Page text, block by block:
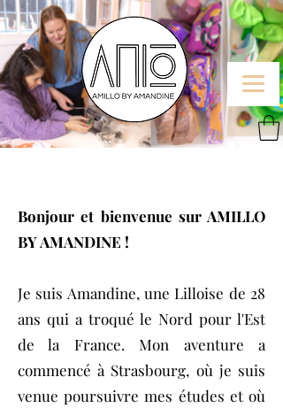
Bonjour et bienvenue sur AMILLO
BY AMANDINE !
Je suis Amandine, une Lilloise de 28
ans qui a troqué le Nord pour l'Est
de la France. Mon aventure a
commencé à Strasbourg, où je suis
venue poursuivre mes études et où